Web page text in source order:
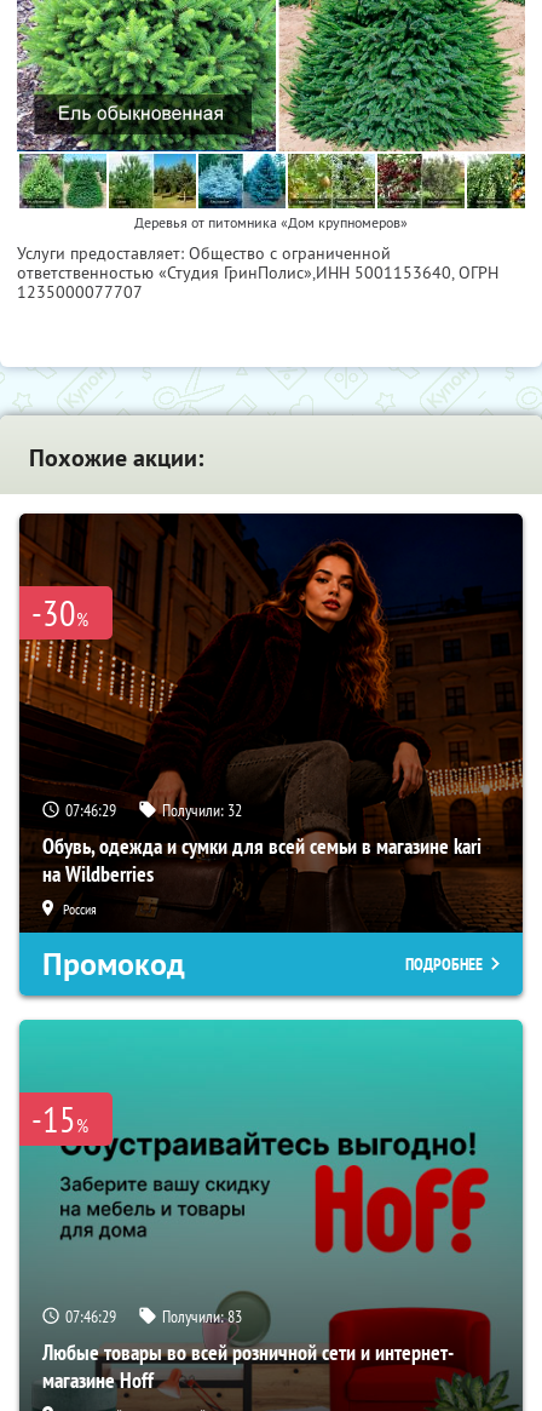
Деревья от питомника «Дом крупномеров»
Услуги предоставляет: Общество с ограниченной
ответственностью «Студия ГринПолис»,ИНН 5001153640, ОГРН
1235000077707
Похожие акции:
-30%
07:46:28 Получили: 32
Обувь, одежда и сумки для всей семьи в магазине kari
на Wildberries
Россия
Промокод ПОДРОБНЕЕ
-15%
07:46:28 Получили:83
Любые товары во всей розничной сети и интернет-
магазине Hoff